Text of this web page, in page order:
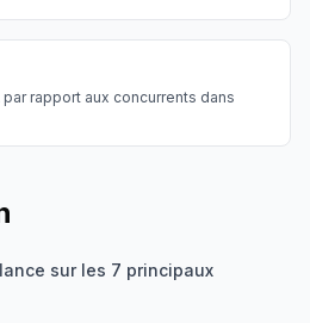
rapport aux concurrents dans
sur les 7 principaux